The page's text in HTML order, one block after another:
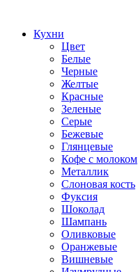
Кухни
Цвет
Белые
Черные
Желтые
Красные
Зеленые
Серые
Бежевые
Глянцевые
Кофе с молоком
Металлик
Слоновая кость
Фуксия
Шоколад
Шампань
Оливковые
Оранжевые
Вишневые